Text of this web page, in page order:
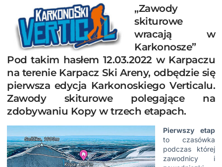
„Zawody
skiturowe
wracają w
Karkonosze”
Pod takim hasłem 12.03.2022 w Karpaczu
na terenie Karpacz Ski Areny, odbędzie się
pierwsza edycja Karkonoskiego Verticalu.
Zawody skiturowe polegające na
zdobywaniu Kopy w trzech etapach.
Pierwszy etap
to czasówka
podczas której
zawodnicy i